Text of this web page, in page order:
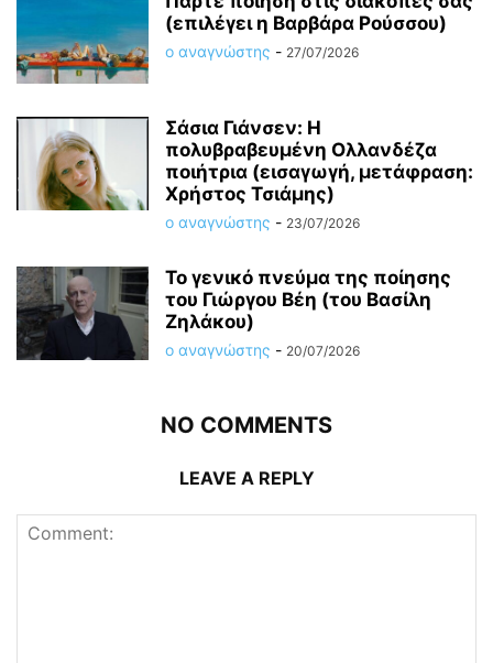
(επιλέγει η Βαρβάρα Ρούσσου)
ο αναγνώστης - 27/07/2026
Σάσια Γιάνσεν: Η
πολυβραβευμένη Ολλανδέζα
ποιήτρια (εισαγωγή, μετάφραση:
Χρήστος Τσιάμης)
ο αναγνώστης - 23/07/2026
Το γενικό πνεύμα της ποίησης
του Γιώργου Βέη (του Βασίλη
Ζηλάκου)
ο αναγνώστης - 20/07/2026
NO COMMENTS
LEAVE A REPLY